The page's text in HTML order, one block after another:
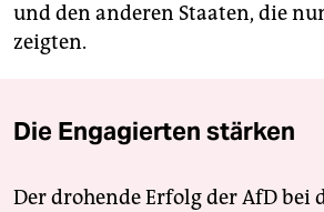
und den anderen Staaten, die
zeigten.
Die Engagierten stärken
Der drohende Erfolg der AfD bei